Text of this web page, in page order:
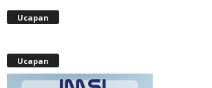
Ucapan
Ucapan